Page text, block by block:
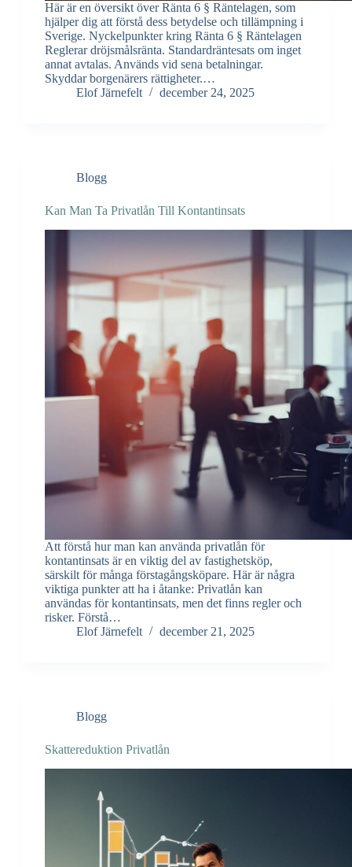
Här är en översikt över Ränta 6 § Räntelagen, som
hjälper dig att förstå dess betydelse och tillämpning i
Sverige. Nyckelpunkter kring Ränta 6 § Räntelagen
Reglerar dröjsmålsränta. Standardräntesats om inget
annat avtalas. Används vid sena betalningar.
Skyddar borgenärers rättigheter.…
Elof Järnefelt
december 24, 2025
Blogg
Kan Man Ta Privatlån Till Kontantinsats
Att förstå hur man kan använda privatlån för
kontantinsats är en viktig del av fastighetsköp,
särskilt för många förstagångsköpare. Här är några
viktiga punkter att ha i åtanke: Privatlån kan
användas för kontantinsats, men det finns regler och
risker. Förstå…
Elof Järnefelt
december 21, 2025
Blogg
Skattereduktion Privatlån